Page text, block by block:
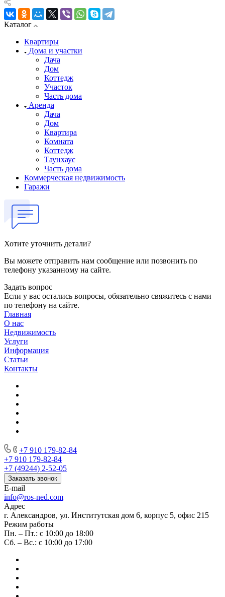
Каталог
Квартиры
Дома и участки
Дача
Дом
Коттедж
Участок
Часть дома
Аренда
Дача
Дом
Квартира
Комната
Коттедж
Таунхаус
Часть дома
Коммерческая недвижимость
Гаражи
Хотите уточнить детали?
Вы можете отправить нам сообщение или позвонить по
телефону указанному на сайте.
Задать вопрос
Если у вас остались вопросы, обязательно свяжитесь с нами
по телефону на сайте.
Главная
О нас
Недвижимость
Услуги
Информация
Статьи
Контакты
+7 910 179-82-84
+7 910 179-82-84
+7 (49244) 2-52-05
Заказать звонок
E-mail
info@ros-ned.com
Адрес
г. Александров, ул. Институтская дом 6, корпус 5, офис 215
Режим работы
Пн. – Пт.: с 10:00 до 18:00
Сб. – Вс.: с 10:00 до 17:00